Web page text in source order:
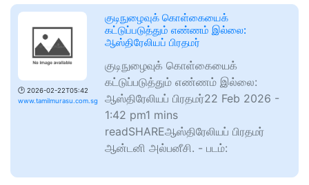
🕑 2026-02-22T05:42
www.tamilmurasu.com.sg
குடிநுழைவுக் கொள்கையைக்
கட்டுப்படுத்தும் எண்ணம் இல்லை:
ஆஸ்திரேலியப் பிரதமர்
குடிநுழைவுக் கொள்கையைக்
கட்டுப்படுத்தும் எண்ணம் இல்லை:
ஆஸ்திரேலியப் பிரதமர்22 Feb 2026 -
1:42 pm1 mins
readSHAREஆஸ்திரேலியப் பிரதமர்
ஆன்டனி அல்பனீசி. - படம்: